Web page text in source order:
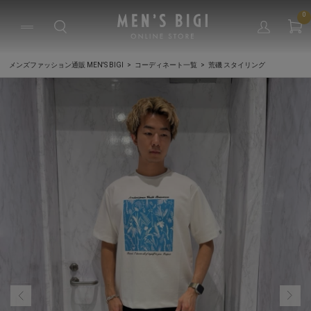
0
メンズファッション通販 MEN'S BIGI コーディネート一覧 荒磯 スタイリング